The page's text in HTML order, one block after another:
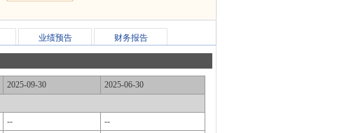
业绩预告 财务报告
2025-09-30
2025-06-30
--
--